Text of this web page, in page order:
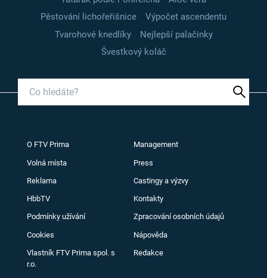
Pěstování lichořeřišnice
Výpočet ascendentu
Tvarohové knedlíky
Nejlepší palačinky
Švestkový koláč
O FTV Prima Management
Volná místa Press
Reklama Castingy a výzvy
HbbTV Kontakty
Podmínky užívání Zpracování osobních údajů
Cookies Nápověda
Vlastník FTV Prima spol. s
r.o.
Redakce